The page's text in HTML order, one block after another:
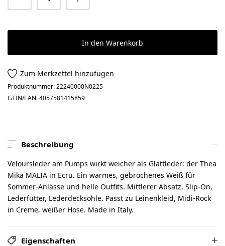
In den Warenkorb
Zum Merkzettel hinzufügen
Produktnummer:22240000N0225
GTIN/EAN:4057581415859
Beschreibung
Veloursleder am Pumps wirkt weicher als Glattleder: der Thea
Mika MALIA in Ecru. Ein warmes, gebrochenes Weiß für
Sommer-Anlässe und helle Outfits. Mittlerer Absatz, Slip-On,
Lederfutter, Lederdecksohle. Passt zu Leinenkleid, Midi-Rock
in Creme, weißer Hose. Made in Italy.
Eigenschaften